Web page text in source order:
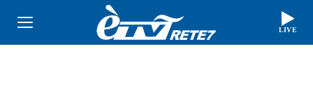
LIVE